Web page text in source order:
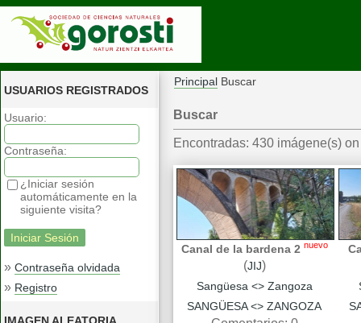
USUARIOS REGISTRADOS
Usuario:
Contraseña:
¿Iniciar sesión
automáticamente en la
siguiente visita?
» Contraseña olvidada
» Registro
Principal Buscar
Buscar
Encontradas: 430 imágene(s)
Canal de la bardena 2 nuevo
(JIJ)
Sangüesa <> Zangoza
SANGÜESA <> ZANGOZA